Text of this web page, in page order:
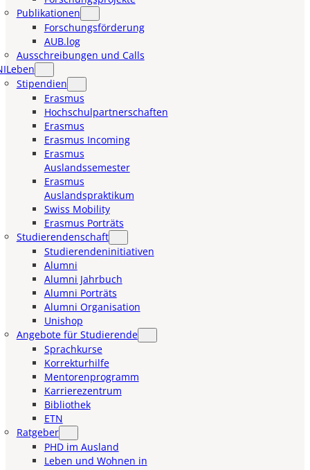
Publikationen
Forschungsförderung
AUB.log
Ausschreibungen und Calls
Stipendien
Erasmus
Hochschulpartnerschaften
Erasmus
Erasmus Incoming
Erasmus
Auslandssemester
Erasmus
Auslandspraktikum
Swiss Mobility
Erasmus Porträts
Studierendenschaft
Studierendeninitiativen
Alumni
Alumni Jahrbuch
Alumni Porträts
Alumni Organisation
Unishop
Angebote für Studierende
Sprachkurse
Korrekturhilfe
Mentorenprogramm
Karrierezentrum
Bibliothek
ETN
Ratgeber
PHD im Ausland
Leben und Wohnen in